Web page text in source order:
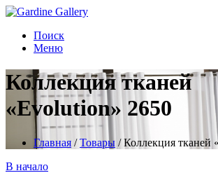
Поиск
Меню
Коллекция тканей
«Evolution» 2650
Главная /Товары /Коллекция тканей
В начало